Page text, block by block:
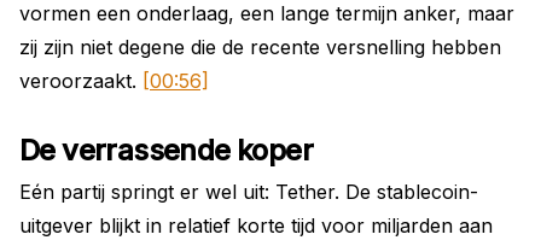
vormen een onderlaag, een lange termijn anker, maar
zij zijn niet degene die de recente versnelling hebben
veroorzaakt. [00:56]
De verrassende koper
Eén partij springt er wel uit: Tether. De stablecoin-
uitgever blijkt in relatief korte tijd voor miljarden aan